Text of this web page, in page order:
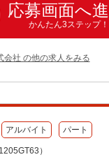
応募画面へ
かんたん3ステップ！
会社 の他の求人をみる
アルバイト パート
）